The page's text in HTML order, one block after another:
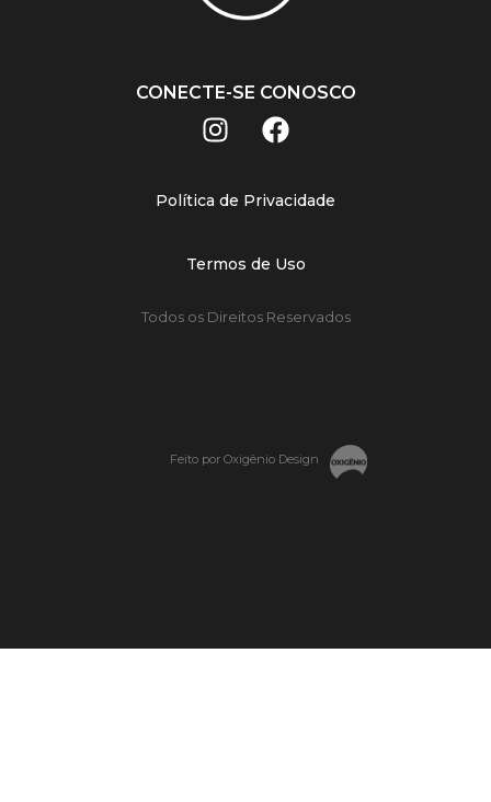
CONECTE-SE CONOSCO
Política de Privacidade
Termos de Uso
Todos os Direitos Reservados
Feito por Oxigênio Design